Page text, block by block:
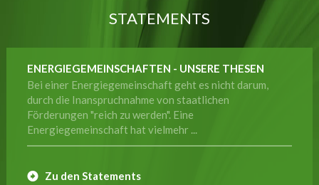
STATEMENTS
ENERGIEGEMEINSCHAFTEN - UNSERE THESEN
Bei einer Energiegemeinschaft geht es nicht darum,
durch die Inanspruchnahme von staatlichen
Förderungen "reich zu werden". Eine
Energiegemeinschaft hat vielmehr ...
Zu den Statements